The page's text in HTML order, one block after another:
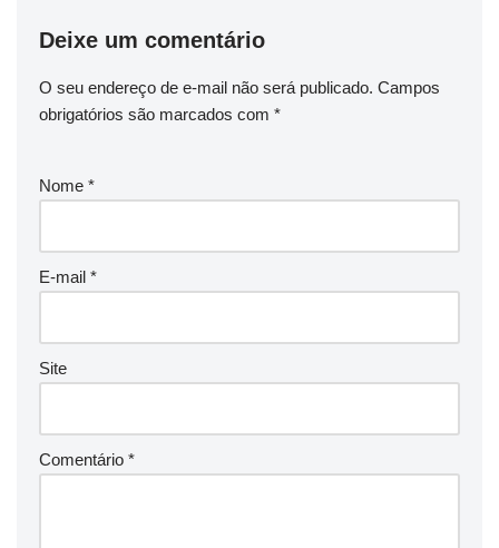
Deixe um comentário
O seu endereço de e-mail não será publicado. Campos
obrigatórios são marcados com *
Nome *
E-mail *
Site
Comentário *